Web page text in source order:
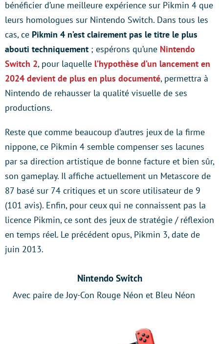
bénéficier d’une meilleure expérience sur Pikmin 4 que
leurs homologues sur Nintendo Switch. Dans tous les
cas, ce Pikmin 4 n’est clairement pas le titre le plus
abouti techniquement ; espérons qu’une Nintendo
Switch 2, pour laquelle l’hypothèse d’un lancement en
2024 devient de plus en plus documenté, permettra à
Nintendo de rehausser la qualité visuelle de ses
productions.
Reste que comme beaucoup d’autres jeux de la firme
nippone, ce Pikmin 4 semble compenser ses lacunes
par sa direction artistique de bonne facture et bien sûr,
son gameplay. Il affiche actuellement un Metascore de
87 basé sur 74 critiques et un score utilisateur de 9
(101 avis). Enfin, pour ceux qui ne connaissent pas la
licence Pikmin, ce sont des jeux de stratégie / réflexion
en temps réel. Le précédent opus, Pikmin 3, date de
juin 2013.
Nintendo Switch
Avec paire de Joy-Con Rouge Néon et Bleu Néon